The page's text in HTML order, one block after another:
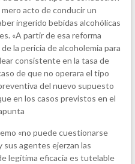
acto de conducir un
ingerido bebidas alcohólicas
«A partir de esa reforma
la pericia de alcoholemia para
consistente en la tasa de
de que no operara el tipo
del nuevo supuesto
en los casos previstos en el
«no puede cuestionarse
sus agentes ejerzan las
legítima eficacia es tutelable